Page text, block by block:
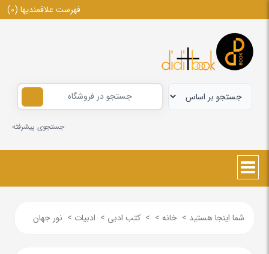
فهرست علاقمندیها (0)
جستجوی پیشرفته
شما اینجا هستید > خانه >
> کتب ادبی > ادبیات > نور جهان